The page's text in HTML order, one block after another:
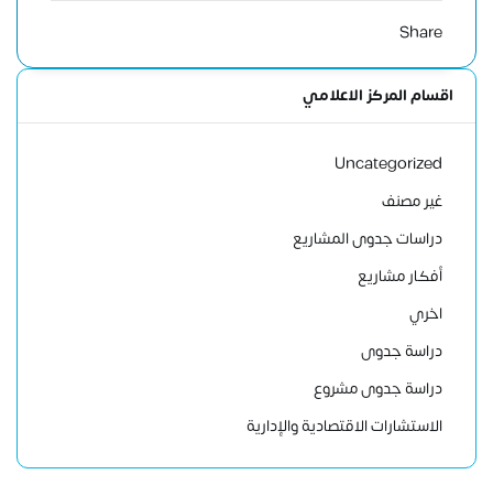
Share
اقسام المركز الاعلامي
Uncategorized
غير مصنف
دراسات جدوى المشاريع
أفكار مشاريع
اخري
دراسة جدوى
دراسة جدوى مشروع
الاستشارات الاقتصادية والإدارية